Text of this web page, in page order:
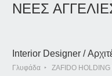
ΝΕΕΣ
Interior Designer /
Γλυφάδα ZAFIDO